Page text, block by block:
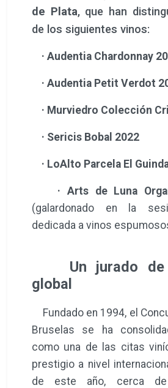
de Plata, que han
de los siguientes vinos:
· Audentia Chardonnay
· Audentia Petit Verdot
· Murviedro Colección
· Sericis Bobal 2022
· LoAlto Parcela El
· Arts de Luna
(galardonado en la
dedicada a vinos
Un jurado de
global
Fundado en 1994, el
Bruselas se ha
como una de las citas
prestigio a nivel
de este año, cerca